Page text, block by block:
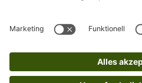
Mehr von uns